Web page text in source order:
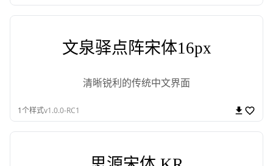
文泉驿点阵宋体16px
清晰锐利的传统中文界面
1个样式v1.0.0-RC1